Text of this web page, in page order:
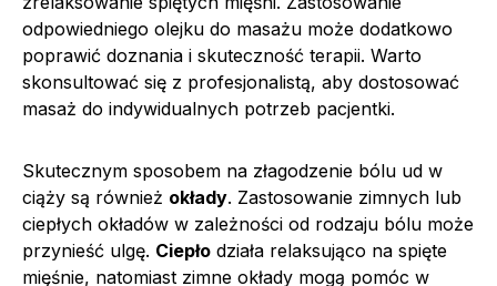
odpowiedniego olejku do masażu może dodatkowo
poprawić doznania i skuteczność terapii. Warto
skonsultować się z profesjonalistą, aby dostosować
masaż do indywidualnych potrzeb pacjentki.
Skutecznym sposobem na złagodzenie bólu ud w
ciąży są również okłady. Zastosowanie zimnych lub
ciepłych okładów w zależności od rodzaju bólu może
przynieść ulgę. Ciepło działa relaksująco na spięte
mięśnie, natomiast zimne okłady mogą pomóc w